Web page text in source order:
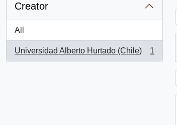
Creator
All
Universidad Alberto Hurtado (Chile)
, 1 results
1